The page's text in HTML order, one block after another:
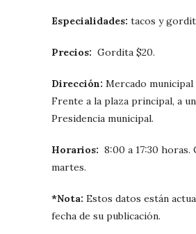
Especialidades: tacos y
Precios: Gordita $20.
Dirección: Mercado municipal
Frente a la plaza principal, a
Presidencia municipal.
Horarios: 8:00 a 17:30 horas.
martes.
*Nota: Estos datos están
fecha de su publicación.